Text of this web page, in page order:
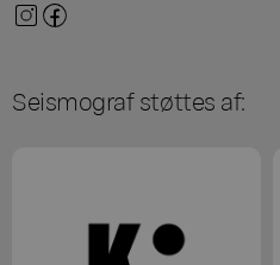
Seismograf støttes af: